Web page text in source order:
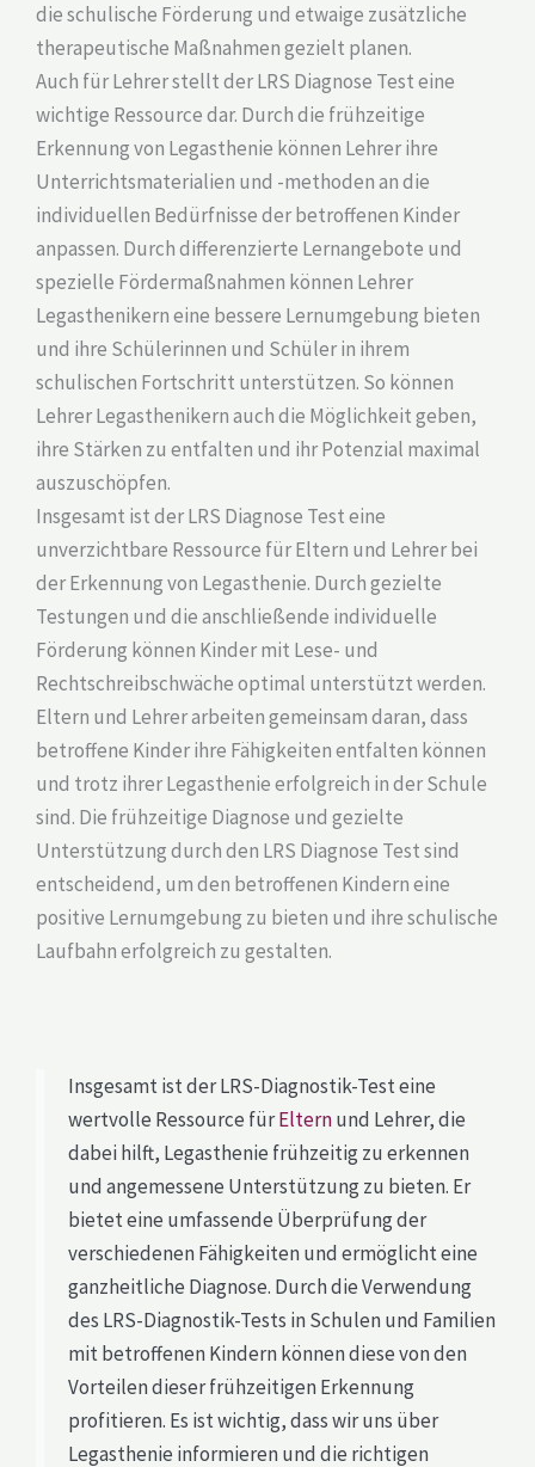
die schulische Förderung und etwaige zusätzliche
therapeutische Maßnahmen gezielt planen.
Auch für Lehrer stellt der LRS Diagnose Test eine
wichtige Ressource dar. Durch die frühzeitige
Erkennung von Legasthenie können Lehrer ihre
Unterrichtsmaterialien und -methoden an die
individuellen Bedürfnisse der betroffenen Kinder
anpassen. Durch differenzierte Lernangebote und
spezielle Fördermaßnahmen können Lehrer
Legasthenikern eine bessere Lernumgebung bieten
und ihre Schülerinnen und Schüler in ihrem
schulischen Fortschritt unterstützen. So können
Lehrer Legasthenikern auch die Möglichkeit geben,
ihre Stärken zu entfalten und ihr Potenzial maximal
auszuschöpfen.
Insgesamt ist der LRS Diagnose Test eine
unverzichtbare Ressource für Eltern und Lehrer bei
der Erkennung von Legasthenie. Durch gezielte
Testungen und die anschließende individuelle
Förderung können Kinder mit Lese- und
Rechtschreibschwäche optimal unterstützt werden.
Eltern und Lehrer arbeiten gemeinsam daran, dass
betroffene Kinder ihre Fähigkeiten entfalten können
und trotz ihrer Legasthenie erfolgreich in der Schule
sind. Die frühzeitige Diagnose und gezielte
Unterstützung durch den LRS Diagnose Test sind
entscheidend, um den betroffenen Kindern eine
positive Lernumgebung zu bieten und ihre schulische
Laufbahn erfolgreich zu gestalten.
Insgesamt ist der LRS-Diagnostik-Test eine
wertvolle Ressource fürElternund Lehrer, die
dabei hilft, Legasthenie frühzeitig zu erkennen
und angemessene Unterstützung zu bieten. Er
bietet eine umfassende Überprüfung der
verschiedenen Fähigkeiten und ermöglicht eine
ganzheitliche Diagnose. Durch die Verwendung
des LRS-Diagnostik-Tests in Schulen und Familien
mit betroffenen Kindern können diese von den
Vorteilen dieser frühzeitigen Erkennung
profitieren. Es ist wichtig, dass wir uns über
Legasthenie informieren und die richtigen